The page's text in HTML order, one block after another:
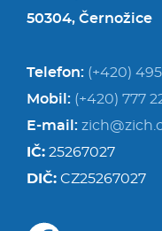
50304, Černožice
Telefon: (+420)
Mobil: (+420) 777
E-mail:
IČ: 25267027
DIČ: CZ25267027